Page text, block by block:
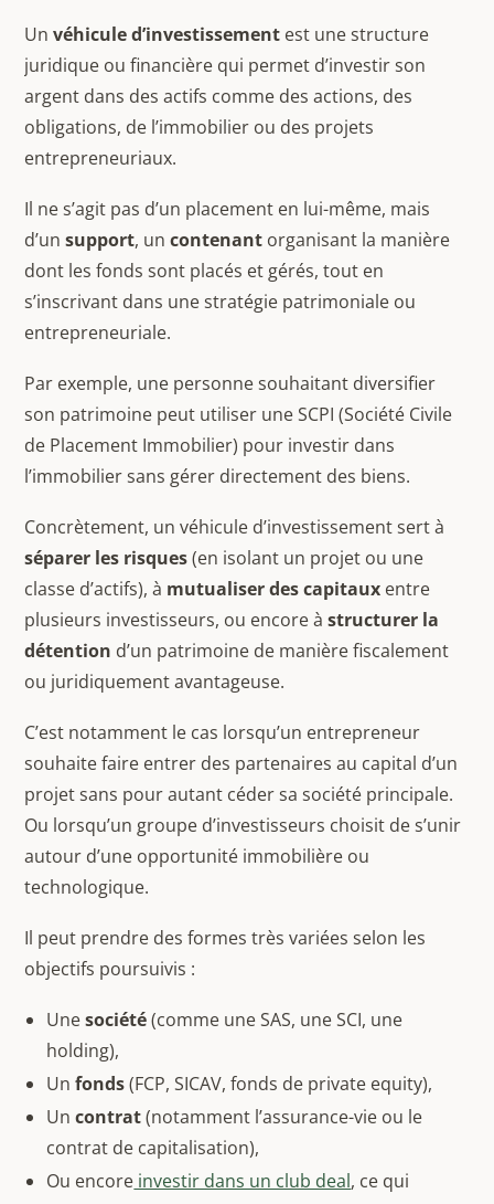
Unvéhicule d’investissement est une structure
juridique ou financière qui permet d’investir son
argent dans des actifs comme des actions, des
obligations, de l’immobilier ou des projets
entrepreneuriaux.
Il ne s’agit pas d’un placement en lui-même, mais
d’unsupport, uncontenant organisant la manière
dont les fonds sont placés et gérés, tout en
s’inscrivant dans une stratégie patrimoniale ou
entrepreneuriale.
Par exemple, une personne souhaitant diversifier
son patrimoine peut utiliser une SCPI (Société Civile
de Placement Immobilier) pour investir dans
l’immobilier sans gérer directement des biens.
Concrètement, un véhicule d’investissement sert à
séparer les risques(en isolant un projet ou une
classe d’actifs), à mutualiser des capitaux entre
plusieurs investisseurs, ou encore àstructurer la
détention d’un patrimoine de manière fiscalement
ou juridiquement avantageuse.
C’est notamment le cas lorsqu’un entrepreneur
souhaite faire entrer des partenaires au capital d’un
projet sans pour autant céder sa société principale.
Ou lorsqu’un groupe d’investisseurs choisit de s’unir
autour d’une opportunité immobilière ou
technologique.
Il peut prendre des formes très variées selon les
objectifs poursuivis :
Unesociété(comme une SAS, une SCI, une
holding),
Unfonds(FCP, SICAV, fonds de private equity),
Uncontrat(notamment l’assurance-vie ou le
contrat de capitalisation),
Ou encore investir dans un club deal, ce qui